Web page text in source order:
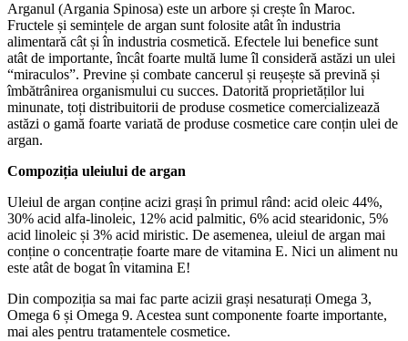
Arganul (Argania Spinosa) este un arbore și crește în Maroc.
Fructele și semințele de argan sunt folosite atât în industria
alimentară cât și în industria cosmetică. Efectele lui benefice sunt
atât de importante, încât foarte multă lume îl consideră astăzi un ulei
“miraculos”. Previne și combate cancerul și reușește să prevină și
îmbătrânirea organismului cu succes. Datorită proprietăților lui
minunate, toți distribuitorii de produse cosmetice comercializează
astăzi o gamă foarte variată de produse cosmetice care conțin ulei de
argan.
Compoziția uleiului de argan
Uleiul de argan conține acizi grași în primul rând: acid oleic 44%,
30% acid alfa-linoleic, 12% acid palmitic, 6% acid stearidonic, 5%
acid linoleic și 3% acid miristic. De asemenea, uleiul de argan mai
conține o concentrație foarte mare de vitamina E. Nici un aliment nu
este atât de bogat în vitamina E!
Din compoziția sa mai fac parte acizii grași nesaturați Omega 3,
Omega 6 și Omega 9. Acestea sunt componente foarte importante,
mai ales pentru tratamentele cosmetice.